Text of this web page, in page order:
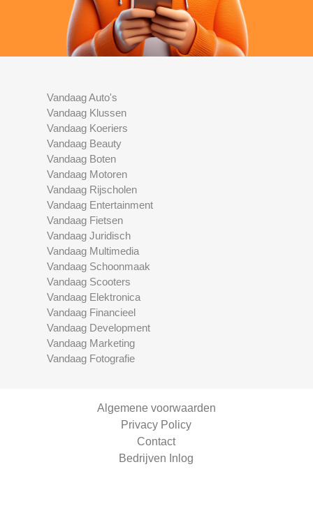
Vandaag Auto's
Vandaag Klussen
Vandaag Koeriers
Vandaag Beauty
Vandaag Boten
Vandaag Motoren
Vandaag Rijscholen
Vandaag Entertainment
Vandaag Fietsen
Vandaag Juridisch
Vandaag Multimedia
Vandaag Schoonmaak
Vandaag Scooters
Vandaag Elektronica
Vandaag Financieel
Vandaag Development
Vandaag Marketing
Vandaag Fotografie
Algemene voorwaarden
Privacy Policy
Contact
Bedrijven Inlog